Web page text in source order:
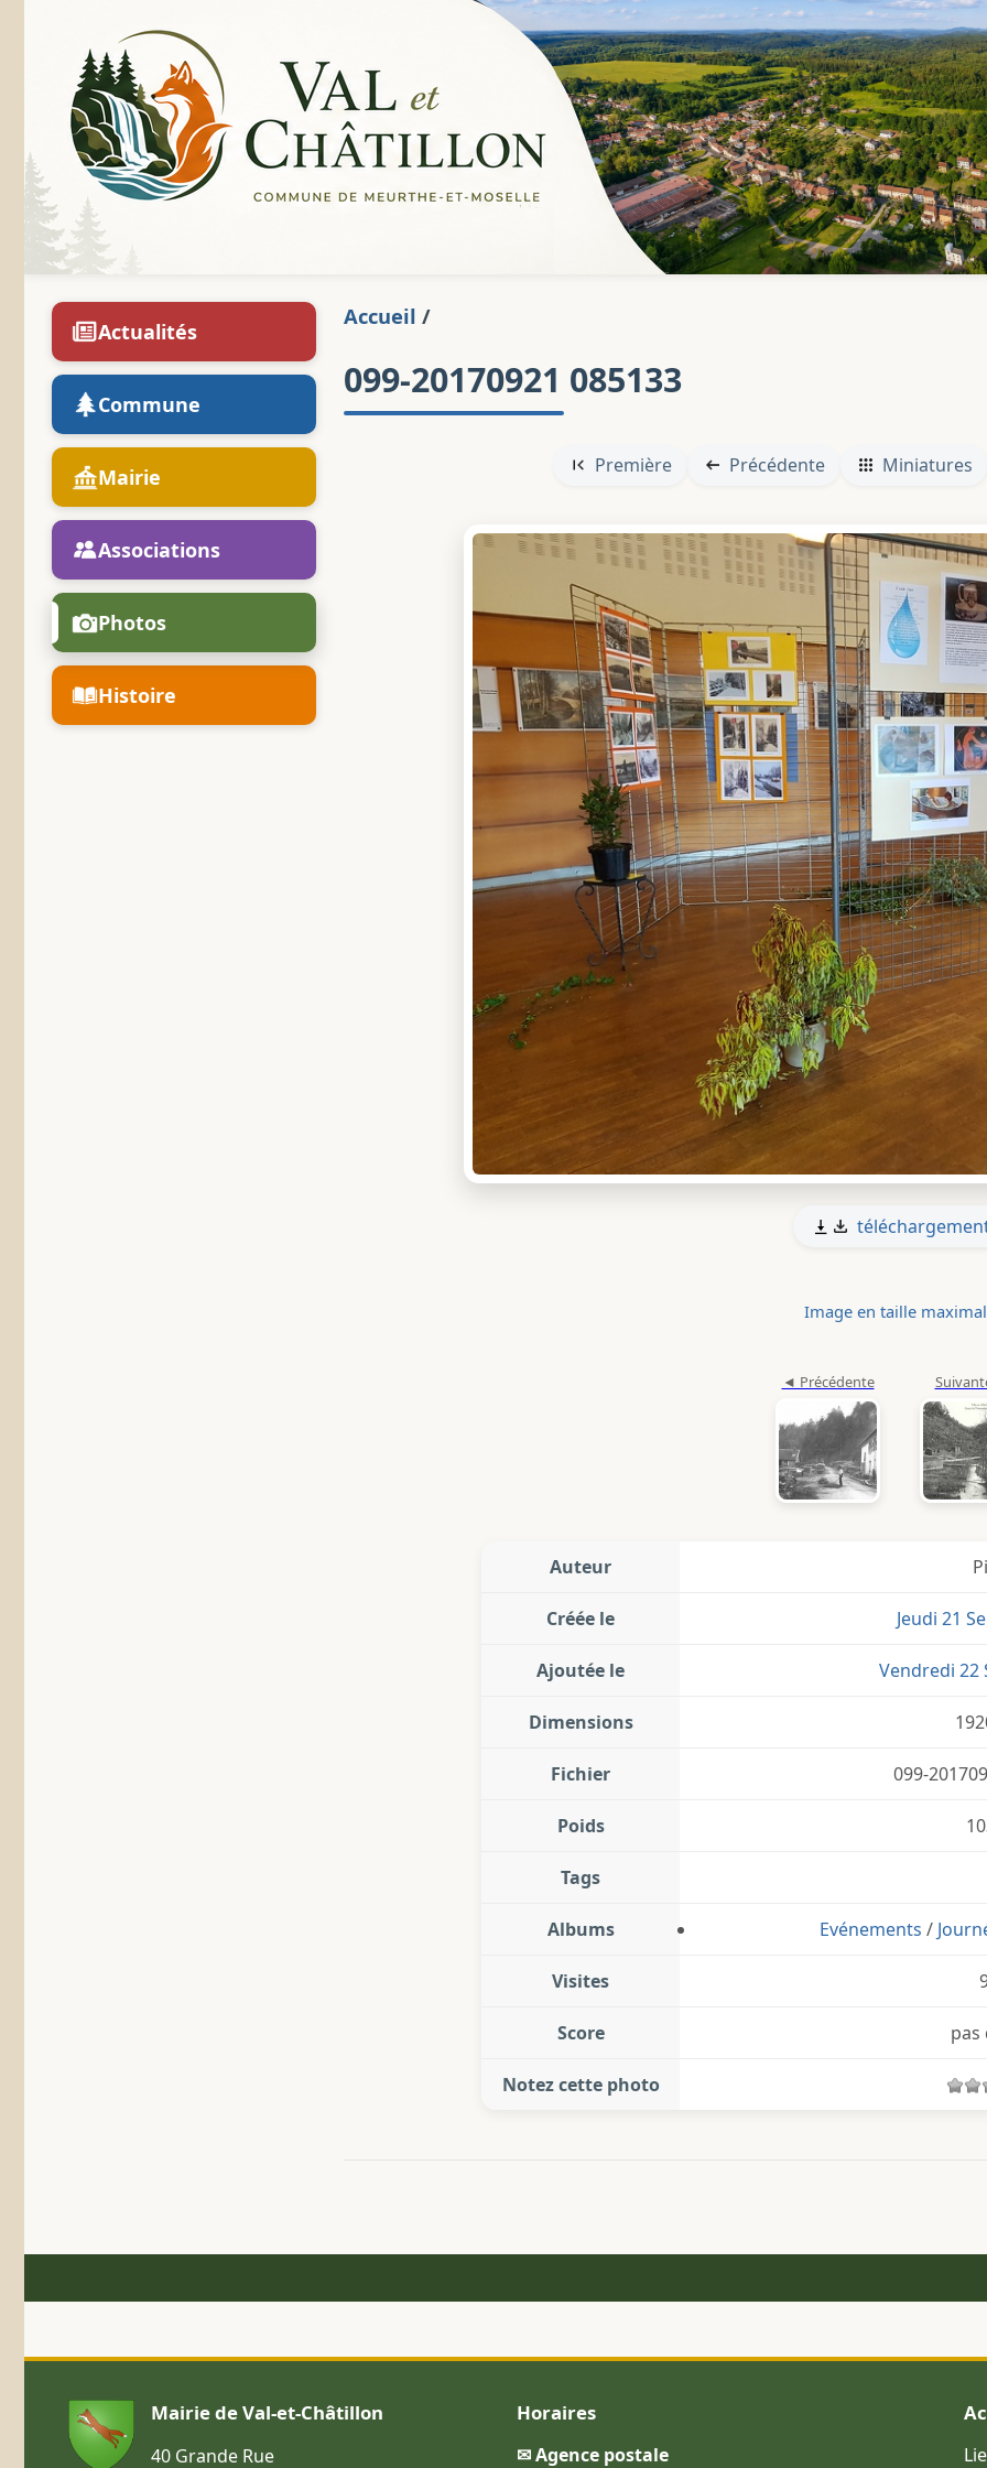
Actualités
Commune
Mairie
Associations
Photos
Histoire
Accueil /
099-20170921 085133
Première Précédente Miniatures
Image en taille
Auteur
Créée le Jeudi 21
Ajoutée le Vendredi 22
Dimensions
Fichier 099-
Poids
Tags
Albums Evénements /
Visites
Score pas
Notez cette photo
Mairie de Val-et-Châtillon
40 Grande Rue
Horaires
✉ Agence postale